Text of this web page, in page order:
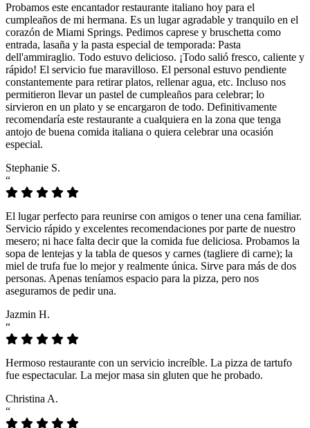
Probamos este encantador restaurante italiano hoy para el
cumpleaños de mi hermana. Es un lugar agradable y tranquilo en el
corazón de Miami Springs. Pedimos caprese y bruschetta como
entrada, lasaña y la pasta especial de temporada: Pasta
dell'ammiraglio. Todo estuvo delicioso. ¡Todo salió fresco, caliente y
rápido! El servicio fue maravilloso. El personal estuvo pendiente
constantemente para retirar platos, rellenar agua, etc. Incluso nos
permitieron llevar un pastel de cumpleaños para celebrar; lo
sirvieron en un plato y se encargaron de todo. Definitivamente
recomendaría este restaurante a cualquiera en la zona que tenga
antojo de buena comida italiana o quiera celebrar una ocasión
especial.
Stephanie S.
“
El lugar perfecto para reunirse con amigos o tener una cena familiar.
Servicio rápido y excelentes recomendaciones por parte de nuestro
mesero; ni hace falta decir que la comida fue deliciosa. Probamos la
sopa de lentejas y la tabla de quesos y carnes (tagliere di carne); la
miel de trufa fue lo mejor y realmente única. Sirve para más de dos
personas. Apenas teníamos espacio para la pizza, pero nos
aseguramos de pedir una.
Jazmin H.
“
Hermoso restaurante con un servicio increíble. La pizza de tartufo
fue espectacular. La mejor masa sin gluten que he probado.
Christina A.
“